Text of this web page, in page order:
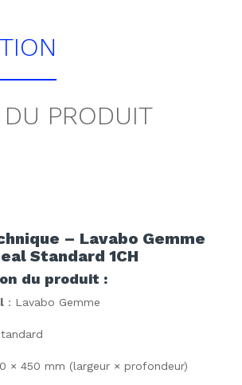
PRODUIT
– Lavabo Gemme
Standard 1CH
du produit :
: Lavabo Gemme
× 450 mm (largeur × profondeur)